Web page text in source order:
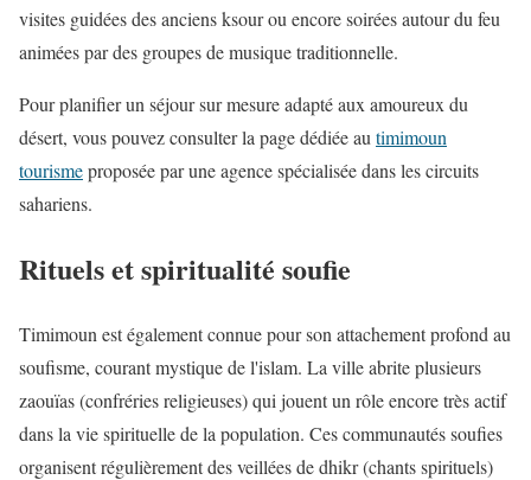
visites guidées des anciens ksour ou encore soirées autour du feu
animées par des groupes de musique traditionnelle.
Pour planifier un séjour sur mesure adapté aux amoureux du
désert, vous pouvez consulter la page dédiée au timimoun
tourismeproposée par une agence spécialisée dans les circuits
sahariens.
Rituels et spiritualité soufie
Timimoun est également connue pour son attachement profond au
soufisme, courant mystique de l'islam. La ville abrite plusieurs
zaouïas (confréries religieuses) qui jouent un rôle encore très actif
dans la vie spirituelle de la population. Ces communautés soufies
organisent régulièrement des veillées de dhikr (chants spirituels)